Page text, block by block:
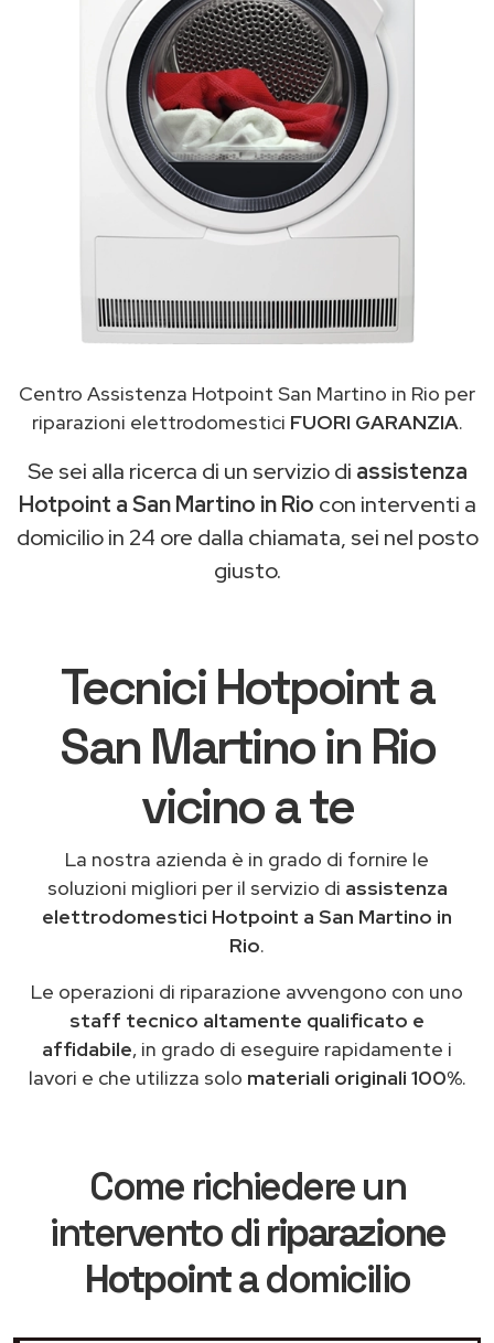
Centro Assistenza Hotpoint San Martino in Rio per
riparazioni elettrodomestici FUORI GARANZIA.
Se sei alla ricerca di un servizio di assistenza
Hotpoint a San Martino in Rio con interventi a
domicilio in 24 ore dalla chiamata, sei nel posto
giusto.
Tecnici Hotpoint a
San Martino in Rio
vicino a te
La nostra azienda è in grado di fornire le
soluzioni migliori per il servizio di assistenza
elettrodomestici Hotpoint a San Martino in
Rio.
Le operazioni di riparazione avvengono con uno
staff tecnico altamente qualificato e
affidabile, in grado di eseguire rapidamente i
lavori e che utilizza solo materiali originali 100%.
Come richiedere un
intervento diriparazione
Hotpointa domicilio